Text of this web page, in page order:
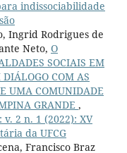
indissociabilidade
Ingrid Rodrigues de
Neto, O
SOCIAIS EM
COM AS
UMA COMUNIDADE
GRANDE ,
2 n. 1 (2022): XV
da UFCG
Francisco Braz